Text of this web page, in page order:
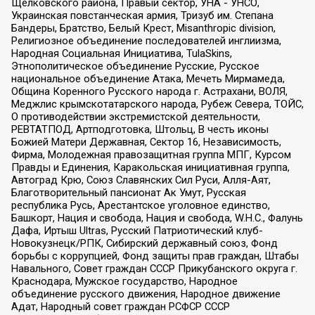
Щелковского района, Правый сектор, УНА - УНСО,
Украинская повстанческая армия, Тризуб им. Степана
Бандеры, Братство, Белый Крест, Misanthropic division,
Религиозное объединение последователей инглиизма,
Народная Социальная Инициатива, TulaSkins,
Этнополитическое объединение Русские, Русское
национальное объединение Атака, Мечеть Мирмамеда,
Община Коренного Русского народа г. Астрахани, ВОЛЯ,
Меджлис крымскотатарского народа, Рубеж Севера, ТОЙС,
О противодействии экстремистской деятельности,
РЕВТАТПОД, Артподготовка, Штольц, В честь иконы
Божией Матери Державная, Сектор 16, Независимость,
Фирма, Молодежная правозащитная группа МПГ, Курсом
Правды и Единения, Каракольская инициативная группа,
Автоград Крю, Союз Славянских Сил Руси, Алля-Аят,
Благотворительный пансионат Ак Умут, Русская
республика Русь, Арестантское уголовное единство,
Башкорт, Нация и свобода, Нация и свобода, W.H.С., Фалунь
Дафа, Иртыш Ultras, Русский Патриотический клуб-
Новокузнецк/РПК, Сибирский державный союз, Фонд
борьбы с коррупцией, Фонд защиты прав граждан, Штабы
Навального, Совет граждан СССР Прикубанского округа г.
Краснодара, Мужское государство, Народное
объединение русского движения, Народное движение
Адат, Народный совет граждан РСФСР СССР